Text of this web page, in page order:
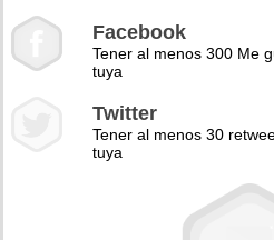
Facebook
Tener al menos 300 Me
tuya
Twitter
Tener al menos 30
tuya